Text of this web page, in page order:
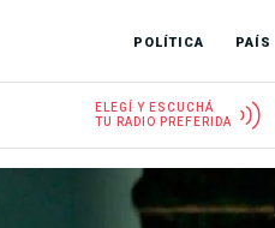
POLÍTICA PAÍS
ELEGÍ Y ESCUCHÁ
TU RADIO PREFERIDA